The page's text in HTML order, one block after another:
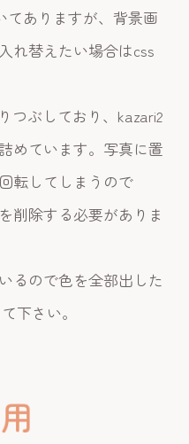
てありますが、背景画
れ替えたい場合はcss
つぶしており、kazari2
めています。写真に置
転してしまうので
削除する必要がありま
るので色を全部出した
下さい。
用